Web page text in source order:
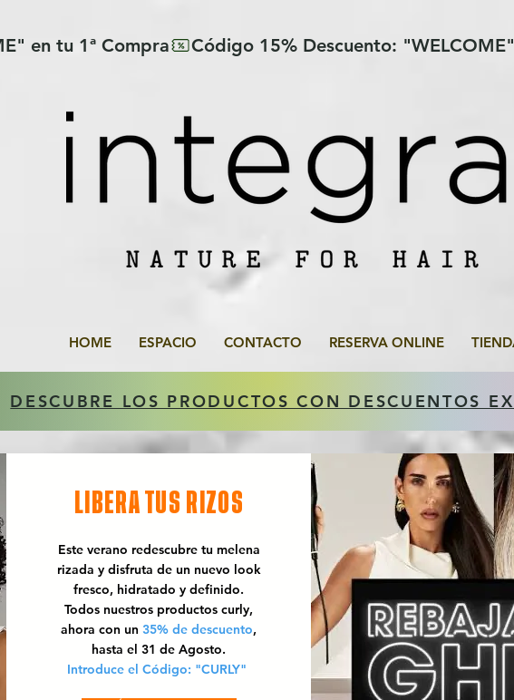
en tu 1ª Compra
HOME ESPACIO CONTACTO RESERVA ONLINE
DESCUBRE LOS PRODUCTOS CON DESCUENTOS
LIBERA TUS RIZOS
Este verano redescubre tu melena
rizada y disfruta de un nuevo look
fresco, hidratado y definido.
Todos nuestros productos curly,
ahora con un 35% de descuento,
hasta el 31 de Agosto.
Introduce el Código: "CURLY"